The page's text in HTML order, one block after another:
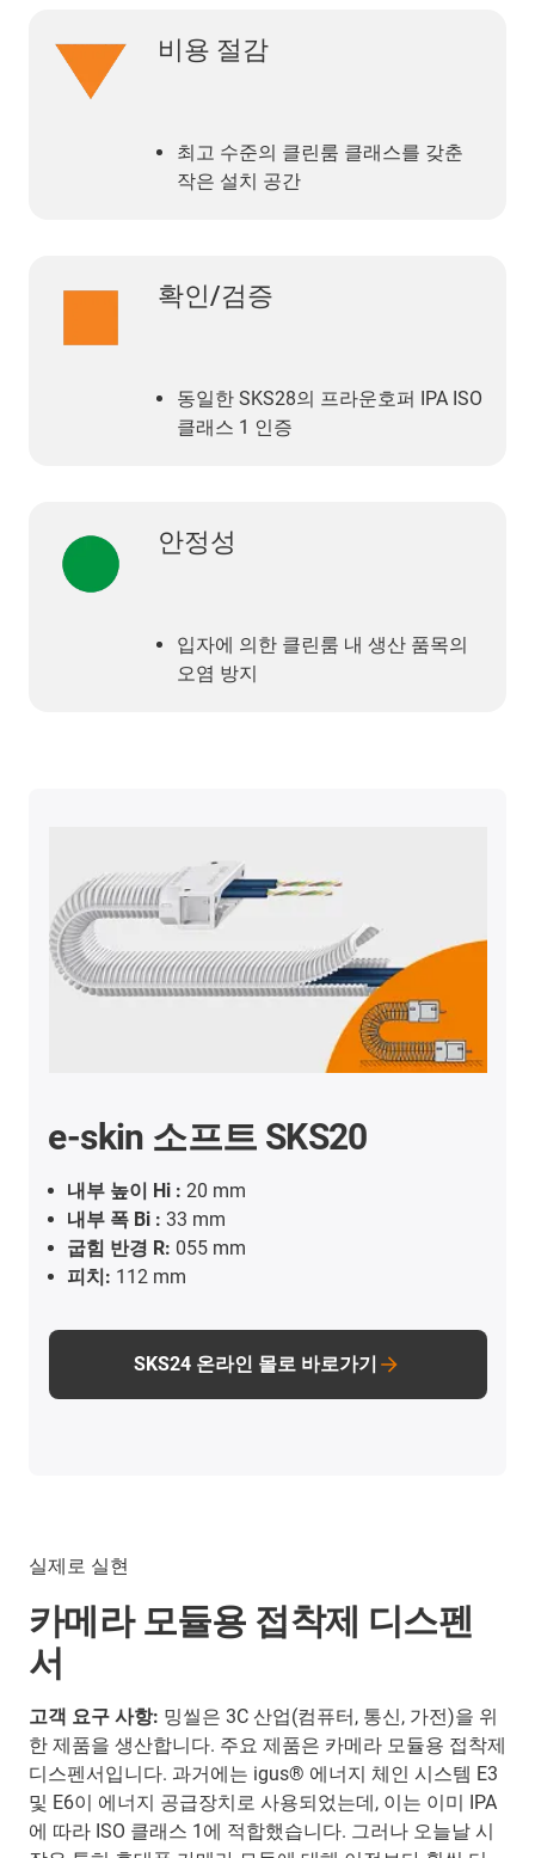
비용 절감
최고 수준의 클린룸 클래스를 갖춘
작은 설치 공간
확인/검증
동일한 SKS28의 프라운호퍼 IPA ISO
클래스 1 인증
안정성
입자에 의한 클린룸 내 생산 품목의
오염 방지
e-skin 소프트 SKS20
내부 높이 Hi : 20 mm
내부 폭 Bi : 33 mm
굽힘 반경 R: 055 mm
피치: 112 mm
SKS24 온라인 몰로 바로가기
실제로 실현
카메라 모듈용 접착제 디스펜
서
고객 요구 사항: 밍씰은 3C 산업(컴퓨터, 통신, 가전)을 위
한 제품을 생산합니다. 주요 제품은 카메라 모듈용 접착제
디스펜서입니다. 과거에는 igus® 에너지 체인 시스템 E3
및 E6이 에너지 공급장치로 사용되었는데, 이는 이미 IPA
에 따라 ISO 클래스 1에 적합했습니다. 그러나 오늘날 시